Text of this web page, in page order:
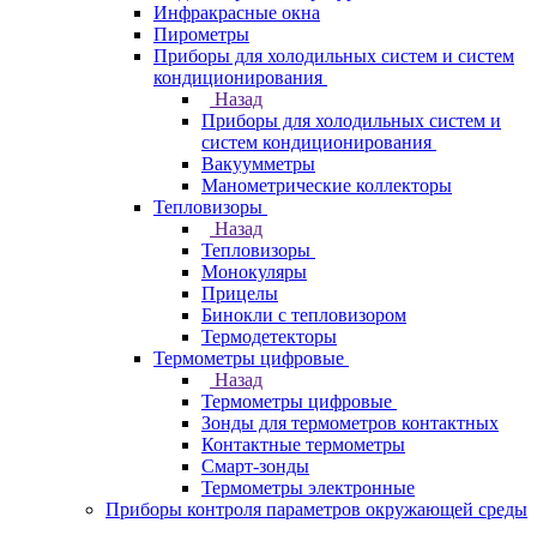
Инфракрасные окна
Пирометры
Приборы для холодильных систем и систем
кондиционирования
Назад
Приборы для холодильных систем и
систем кондиционирования
Вакуумметры
Манометрические коллекторы
Тепловизоры
Назад
Тепловизоры
Монокуляры
Прицелы
Бинокли с тепловизором
Термодетекторы
Термометры цифровые
Назад
Термометры цифровые
Зонды для термометров контактных
Контактные термометры
Смарт-зонды
Термометры электронные
Приборы контроля параметров окружающей среды